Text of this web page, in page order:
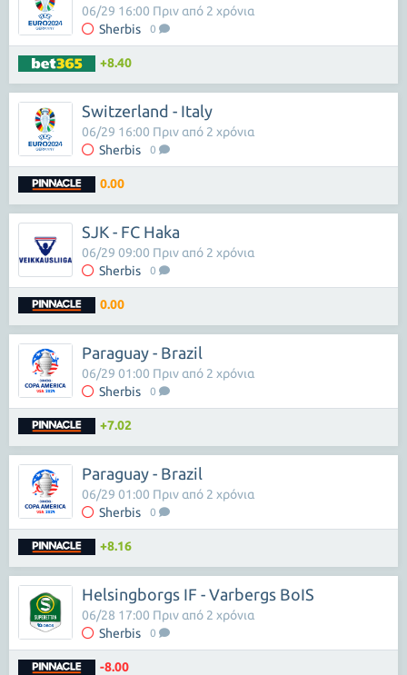
Sherbis 0
06/29 16:00 Πριν από 2 χρόνια
+8.40
Switzerland - Italy
Sherbis 0
06/29 16:00 Πριν από 2 χρόνια
0.00
SJK - FC Haka
Sherbis 0
06/29 09:00 Πριν από 2 χρόνια
0.00
Paraguay - Brazil
Sherbis 0
06/29 01:00 Πριν από 2 χρόνια
+7.02
Paraguay - Brazil
Sherbis 0
06/29 01:00 Πριν από 2 χρόνια
+8.16
Helsingborgs IF - Varbergs BoIS
Sherbis 0
06/28 17:00 Πριν από 2 χρόνια
-8.00